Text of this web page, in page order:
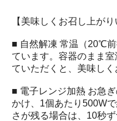
【美味しくお召し上が
■ 自然解凍 常温（20℃
ています。容器のまま
ていただくと、美味しく
■ 電子レンジ加熱 お急
かけ、1個あたり500W
さが残る場合は、10秒